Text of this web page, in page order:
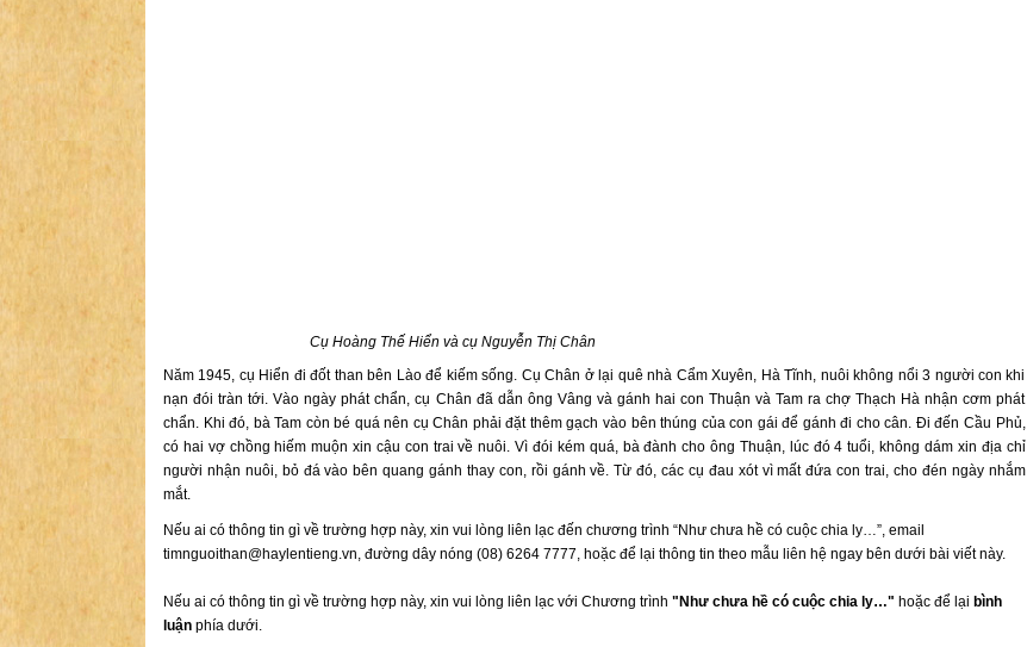
Cụ Hoàng Thế Hiển và cụ Nguyễn Thị Chân
Năm 1945, cụ Hiển đi đốt than bên Lào để kiếm sống. Cụ Chân ở lại quê nhà Cẩm Xuyên, Hà Tĩnh, nuôi không nổi 3 người con khi
nạn đói tràn tới. Vào ngày phát chẩn, cụ Chân đã dẫn ông Vâng và gánh hai con Thuận và Tam ra chợ Thạch Hà nhận cơm phát
chẩn. Khi đó, bà Tam còn bé quá nên cụ Chân phải đặt thêm gạch vào bên thúng của con gái để gánh đi cho cân. Đi đến Cầu Phủ,
có hai vợ chồng hiếm muộn xin cậu con trai về nuôi. Vì đói kém quá, bà đành cho ông Thuận, lúc đó 4 tuổi, không dám xin địa chỉ
người nhận nuôi, bỏ đá vào bên quang gánh thay con, rồi gánh về. Từ đó, các cụ đau xót vì mất đứa con trai, cho đén ngày nhắm
mắt.
Nếu ai có thông tin gì về trường hợp này, xin vui lòng liên lạc đến chương trình “Như chưa hề có cuộc chia ly…”, email
timnguoithan@haylentieng.vn, đường dây nóng (08) 6264 7777, hoặc để lại thông tin theo mẫu liên hệ ngay bên dưới bài viết này.
Nếu ai có thông tin gì về trường hợp này, xin vui lòng liên lạc với Chương trình "Như chưa hề có cuộc chia ly…" hoặc để lại bình
luận phía dưới.